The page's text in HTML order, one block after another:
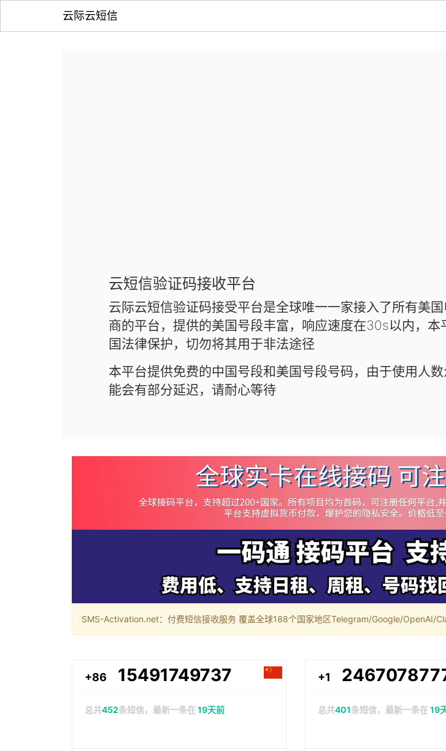
云际云短信
云短信验证码接收平台
云际云短信验证码接受平台是全球唯一一家接入了所有美
商的平台，提供的美国号段丰富，响应速度在30s以内，本
国法律保护，切勿将其用于非法途径
本平台提供免费的中国号段和美国号段号码，由于使用人
能会有部分延迟，请耐心等待
SMS-Activation.net：付费短信接收服务 覆盖全球188个国家地区Telegram/Google/OpenAI/
+86 15491749737
总共452条短信，最新一条在19天前
+1
总共401条短信，最新一条在19